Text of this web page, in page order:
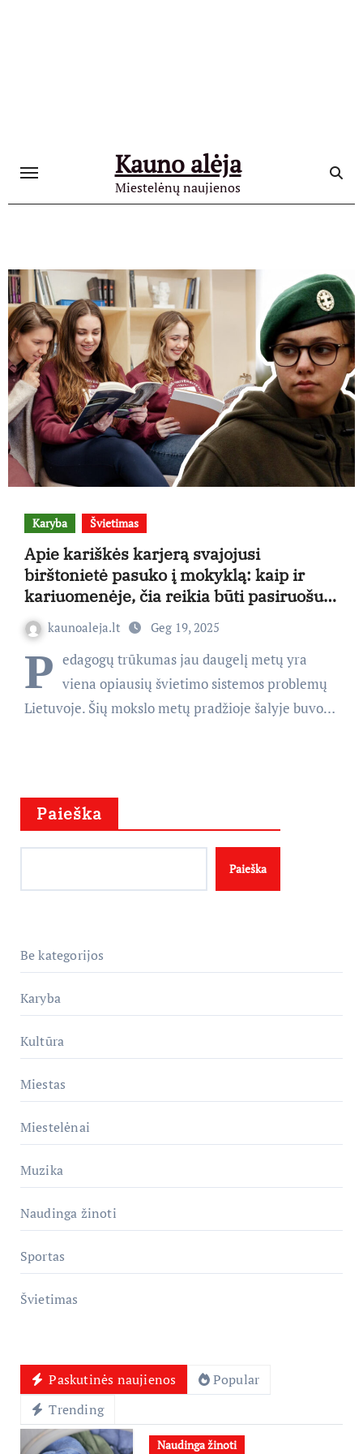
Kauno alėja
Miestelėnų naujienos
Karyba Švietimas
Apie kariškės karjerą svajojusi
birštonietė pasuko į mokyklą: kaip ir
kariuomenėje, čia reikia būti pasiruošus
viskamkaunoaleja.lt Geg 19, 2025
P edagogų trūkumas jau daugelį metų yra
viena opiausių švietimo sistemos problemų
Lietuvoje. Šių mokslo metų pradžioje šalyje buvo…
Paieška
Paieška
Be kategorijos
Karyba
Kultūra
Miestas
Miestelėnai
Muzika
Naudinga žinoti
Sportas
Švietimas
Paskutinės naujienos
Popular
Trending
Naudinga žinoti